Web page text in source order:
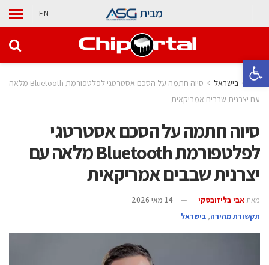
פתח סרגל נגישות
מבית EN
בית בישראל
סיוה חתמה על הסכם אסטרטגי לפלטפורמת Bluetooth מלאה
עם יצרנית שבבים אמריקאית
סיוה חתמה על הסכם אסטרטגי
לפלטפורמת Bluetooth מלאה עם
יצרנית שבבים אמריקאית
מאת אבי בליזובסקי
14 מאי 2026
תקשורת מהירה, בישראל